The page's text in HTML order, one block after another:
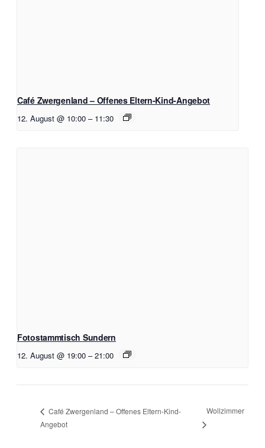
Café Zwergenland – Offenes Eltern-Kind-Angebot
12. August @ 10:00 – 11:30
Fotostammtisch Sundern
12. August @ 19:00 – 21:00
Café Zwergenland – Offenes Eltern-Kind-
Angebot
Wollzimmer